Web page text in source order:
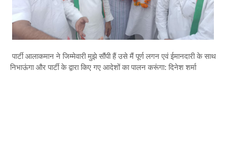
पार्टी आलाकमान ने जिम्मेवारी मुझे सौंपी हैं उसे मैं पूर्ण लगन एवं ईमानदारी के साथ
निभाऊंगा और पार्टी के द्वारा किए गए आदेशों का पालन करूंगा: दिनेश शर्मा